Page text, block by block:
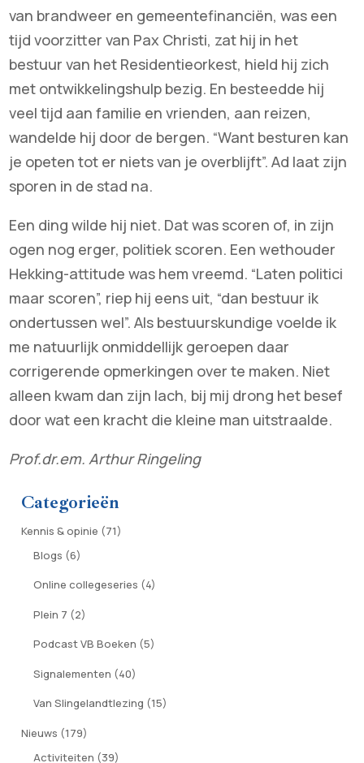
van brandweer en gemeentefinanciën, was een
tijd voorzitter van Pax Christi, zat hij in het
bestuur van het Residentieorkest, hield hij zich
met ontwikkelingshulp bezig. En besteedde hij
veel tijd aan familie en vrienden, aan reizen,
wandelde hij door de bergen. “Want besturen kan
je opeten tot er niets van je overblijft”. Ad laat zijn
sporen in de stad na.
Een ding wilde hij niet. Dat was scoren of, in zijn
ogen nog erger, politiek scoren. Een wethouder
Hekking-attitude was hem vreemd. “Laten politici
maar scoren”, riep hij eens uit, “dan bestuur ik
ondertussen wel”. Als bestuurskundige voelde ik
me natuurlijk onmiddellijk geroepen daar
corrigerende opmerkingen over te maken. Niet
alleen kwam dan zijn lach, bij mij drong het besef
door wat een kracht die kleine man uitstraalde.
Prof.dr.em. Arthur Ringeling
Categorieën
Kennis & opinie (71)
Blogs (6)
Online collegeseries (4)
Plein 7 (2)
Podcast VB Boeken (5)
Signalementen (40)
Van Slingelandtlezing (15)
Nieuws (179)
Activiteiten (39)